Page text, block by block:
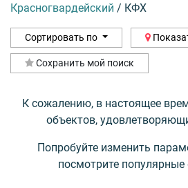
Красногвардейский / КФХ
Сортировать по
Сохранить мой поиск
К сожалению, в настоящее
объектов,
Попробуйте изменить
посмотрите популярные